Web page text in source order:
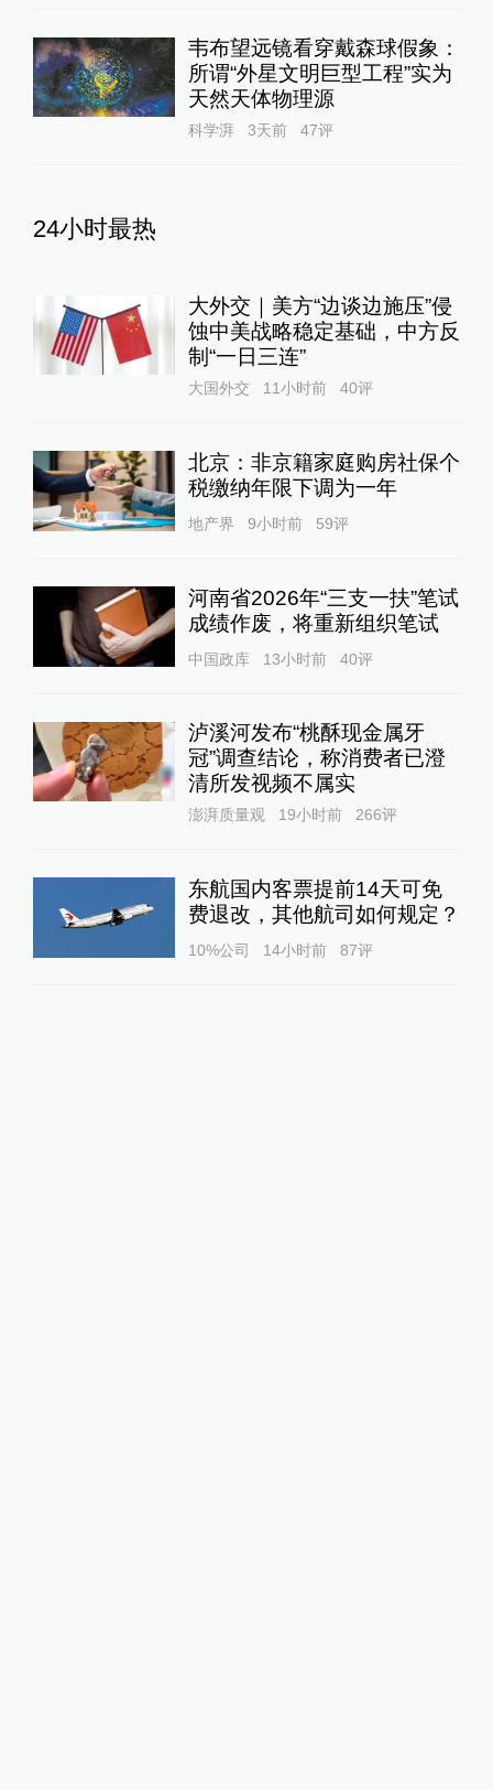
韦布望远镜看穿戴森球假象：
所谓“外星文明巨型工程”实为
天然天体物理源
科学湃 3天前 47评
24小时最热
大外交｜美方“边谈边施压”侵
蚀中美战略稳定基础，中方反
制“一日三连”
大国外交 11小时前 40评
北京：非京籍家庭购房社保个
税缴纳年限下调为一年
地产界 9小时前 59评
河南省2026年“三支一扶”笔试
成绩作废，将重新组织笔试
中国政库 13小时前 40评
泸溪河发布“桃酥现金属牙
冠”调查结论，称消费者已澄
清所发视频不属实
澎湃质量观 19小时前 266评
东航国内客票提前14天可免
费退改，其他航司如何规定？
10%公司 14小时前 87评